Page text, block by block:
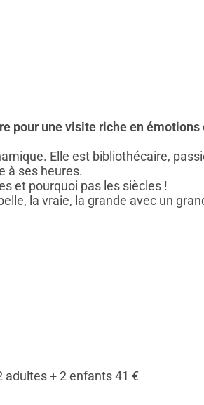
pour une visite riche en émotions
Elle est bibliothécaire,
à ses heures.
et pourquoi pas les siècles !
la vraie, la grande avec un
adultes + 2 enfants 41 €